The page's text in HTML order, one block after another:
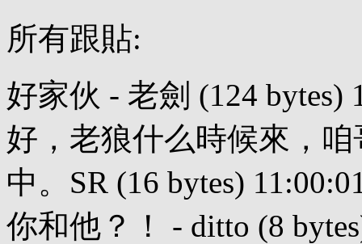
所有跟貼:
好家伙 - 老劍 (124 bytes)
好，老狼什么時候來，
中。SR (16 bytes)
你和他？！ - ditto (8